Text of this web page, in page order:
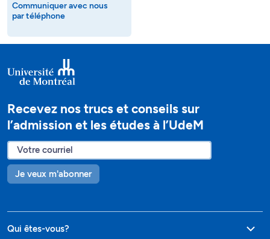
Communiquer avec nous
par téléphone
Recevez nos trucs et conseils sur
l’admission et les études à l’UdeM
Je veux m'abonner
Qui êtes-vous?